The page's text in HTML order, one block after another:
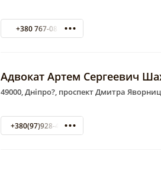
+380 767-08-24
Адвокат Артем Сергеевич
49000, Дніпро?, проспект Дмитра
+380(97)928-47-23